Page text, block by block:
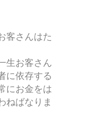
客さんはた
生お客さん
に依存する
にお金をは
ねばなりま